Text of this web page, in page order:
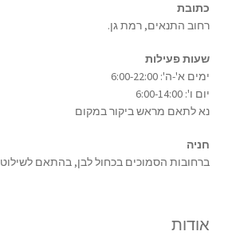
כתובת
רחוב התנאים, רמת גן.
שעות פעילות
ימים א'-ה': 6:00-22:00
יום ו': 6:00-14:00
נא לתאם מראש ביקור במקום
חניה
ברחובות הסמוכים בכחול לבן, בהתאם לשילוט
אודות